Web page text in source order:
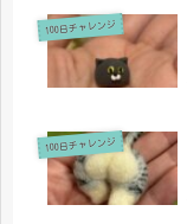
100日チャレンジ
100日チャレンジ